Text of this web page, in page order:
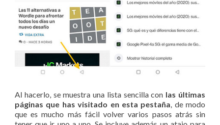
Al hacerlo, se muestra una lista sencilla con las últimas
páginas que has visitado en esta pestaña, de modo
que es mucho más fácil volver varios pasos atrás sin